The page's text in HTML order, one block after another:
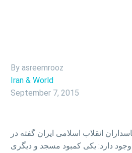
By asreemrooz
Iran & World
September 7, 2015
انقلاب اسلامی ایران گفته در
دارد: یکی کمبود مسجد و دیگری